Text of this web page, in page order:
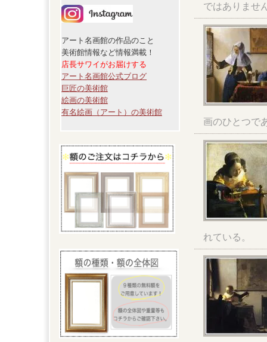
アート名画館の作品のこと
美術館情報など情報満載！
店長サワイがお届けする
アート名画館公式ブログ
巨匠の美術館
絵画の美術館
有名絵画（アート）の美術館
ではありませ
画のひとつで
れている。